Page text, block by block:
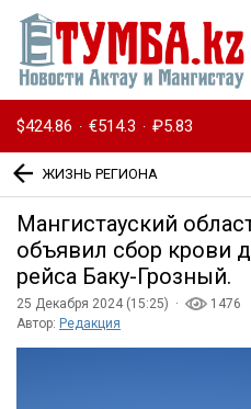
$424.86 · €514.3 · ₽5.83
ЖИЗНЬ РЕГИОНА
Мангистауский
объявил сбор крови
рейса Баку-Грозный.
25 Декабря 2024 (15:25) ·
1476
Автор: Редакция